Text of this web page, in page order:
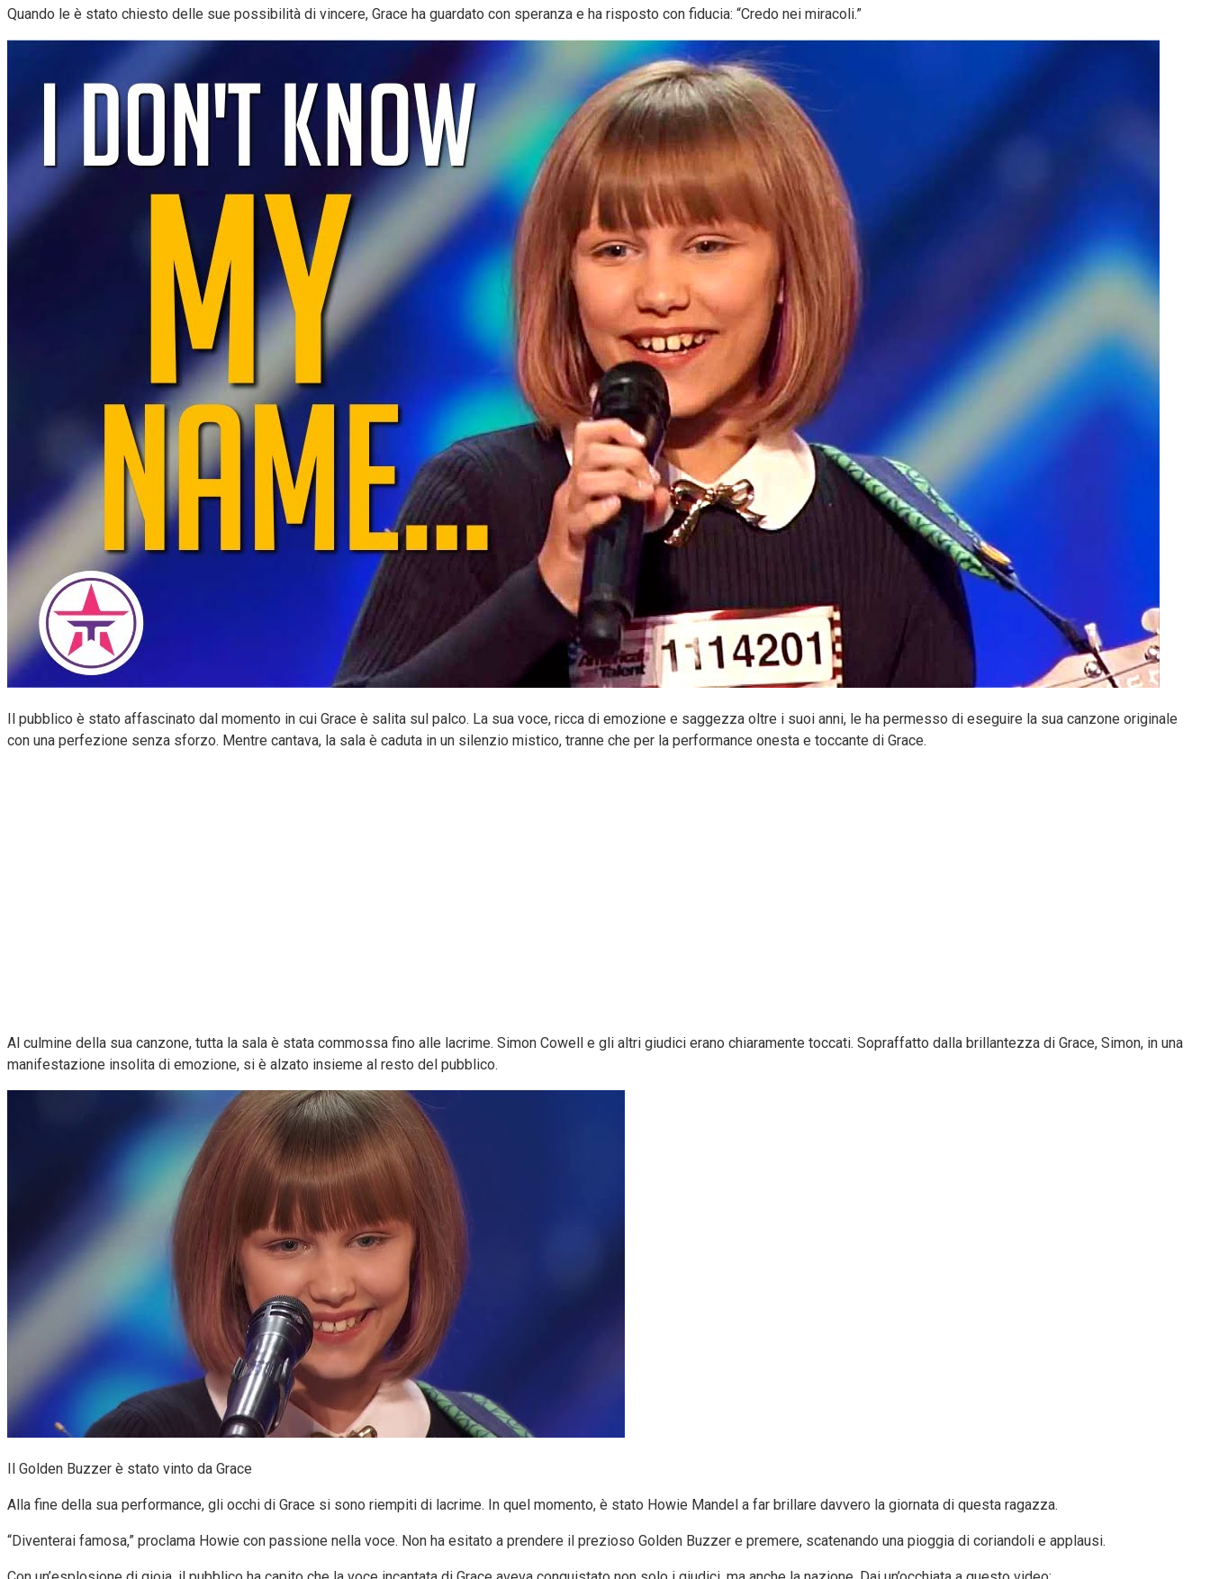
Quando le è stato chiesto delle sue possibilità di vincere, Grace ha guardato con speranza e ha risposto con fiducia: “Credo nei miracoli.”
Il pubblico è stato affascinato dal momento in cui Grace è salita sul palco. La sua voce, ricca di emozione e saggezza oltre i suoi anni, le ha permesso di eseguire la sua canzone originale
con una perfezione senza sforzo. Mentre cantava, la sala è caduta in un silenzio mistico, tranne che per la performance onesta e toccante di Grace.
Al culmine della sua canzone, tutta la sala è stata commossa fino alle lacrime. Simon Cowell e gli altri giudici erano chiaramente toccati. Sopraffatto dalla brillantezza di Grace, Simon, in una
manifestazione insolita di emozione, si è alzato insieme al resto del pubblico.
Il Golden Buzzer è stato vinto da Grace
Alla fine della sua performance, gli occhi di Grace si sono riempiti di lacrime. In quel momento, è stato Howie Mandel a far brillare davvero la giornata di questa ragazza.
“Diventerai famosa,” proclama Howie con passione nella voce. Non ha esitato a prendere il prezioso Golden Buzzer e premere, scatenando una pioggia di coriandoli e applausi.